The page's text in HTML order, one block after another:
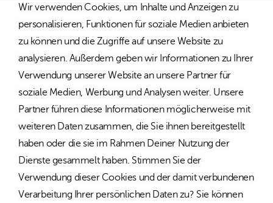
Wir verwenden Cookies, um Inhalte und Anzeigen zu
personalisieren, Funktionen für soziale Medien anbieten
zu können und die Zugriffe auf unsere Website zu
analysieren. Außerdem geben wir Informationen zu Ihrer
Verwendung unserer Website an unsere Partner für
soziale Medien, Werbung und Analysen weiter. Unsere
Partner führen diese Informationen möglicherweise mit
weiteren Daten zusammen, die Sie ihnen bereitgestellt
haben oder die sie im Rahmen Deiner Nutzung der
Dienste gesammelt haben. Stimmen Sie der
Verwendung dieser Cookies und der damit verbundenen
Verarbeitung Ihrer persönlichen Daten zu? Sie können